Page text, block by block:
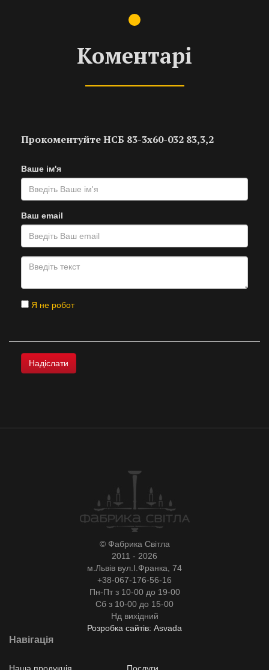
Коментарі
Прокоментуйте НСБ 83-3х60-032 83,3,2
Ваше ім'я
Ваш email
Я не робот
© Фабрика Світла
2011 - 2026
м.Львів вул.І.Франка, 74
+38-067-176-56-16
Пн-Пт з 10-00 до 19-00
Сб з 10-00 до 15-00
Нд вихідний
Розробка сайтів: Asvada
Навігація